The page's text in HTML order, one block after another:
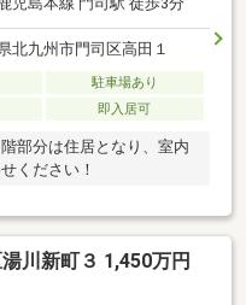
北九州市門司区高田１
駐車場あり
即入居可
部分は住居となり、室内
ください！
川新町３ 1,450万円